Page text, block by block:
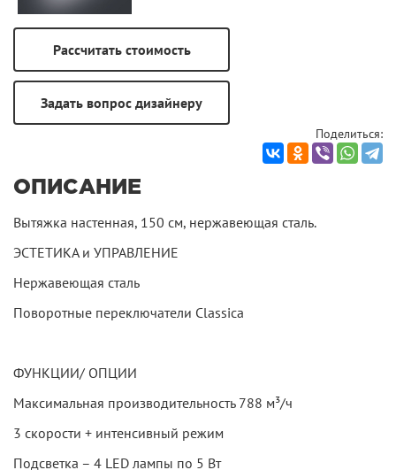
Поделиться:
ОПИСАНИЕ
Вытяжка настенная, 150 см, нержавеющая сталь.
ЭСТЕТИКА и УПРАВЛЕНИЕ
Нержавеющая сталь
Поворотные переключатели Classica
ФУНКЦИИ/ ОПЦИИ
Максимальная производительность 788 м³/ч
3 скорости + интенсивный режим
Подсветка – 4 LED лампы по 5 Вт